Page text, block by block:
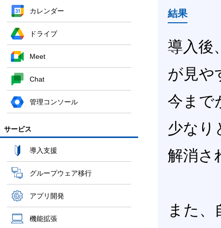
カレンダー
ドライブ
Meet
Chat
管理コンソール
サービス
導入支援
グループウェア移行
アプリ開発
機能拡張
結果
導入後
が見や
今まで
少なり
解消さ
また、